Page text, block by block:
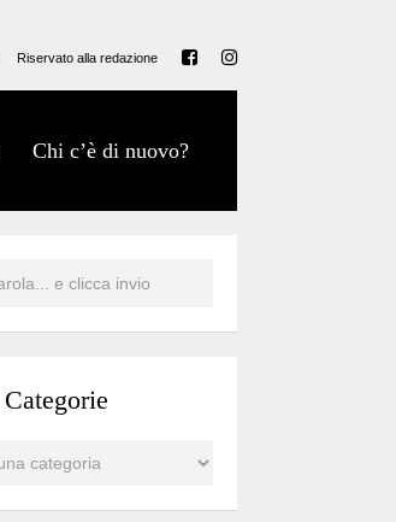
Riservato alla redazione
Chi c’è di nuovo?
Categorie